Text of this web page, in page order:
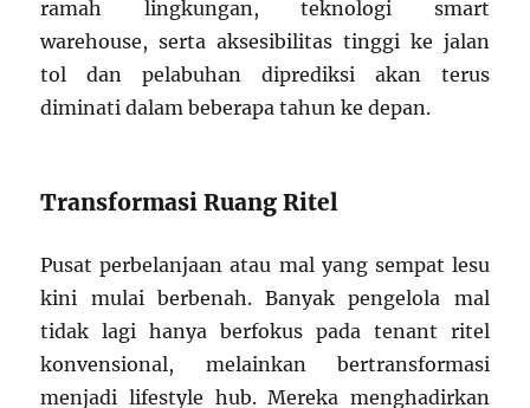
ramah lingkungan, teknologi smart
warehouse, serta aksesibilitas tinggi ke jalan
tol dan pelabuhan diprediksi akan terus
diminati dalam beberapa tahun ke depan.
Transformasi Ruang Ritel
Pusat perbelanjaan atau mal yang sempat lesu
kini mulai berbenah. Banyak pengelola mal
tidak lagi hanya berfokus pada tenant ritel
konvensional, melainkan bertransformasi
menjadi lifestyle hub. Mereka menghadirkan